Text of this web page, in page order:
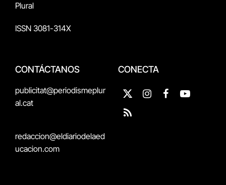
Plural
ISSN 3081-314X
CONTÁCTANOS
publicitat@periodismeplur
al.cat
redaccion@eldiariodelaed
ucacion.com
CONECTA
X
(Twitter)
InstagramFacebookYouTube
RSS